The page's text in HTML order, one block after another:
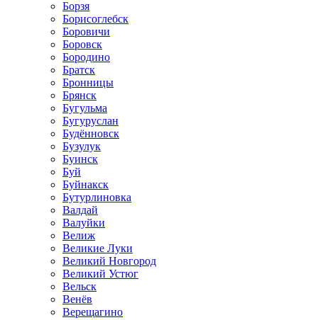
Борзя
Борисоглебск
Боровичи
Боровск
Бородино
Братск
Бронницы
Брянск
Бугульма
Бугуруслан
Будённовск
Бузулук
Буинск
Буй
Буйнакск
Бутурлиновка
Валдай
Валуйки
Велиж
Великие Луки
Великий Новгород
Великий Устюг
Вельск
Венёв
Верещагино